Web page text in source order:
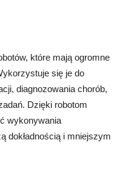
które mają ogromne
się je do
diagnozowania chorób,
Dzięki robotom
wykonywania
dokładnością i mniejszym